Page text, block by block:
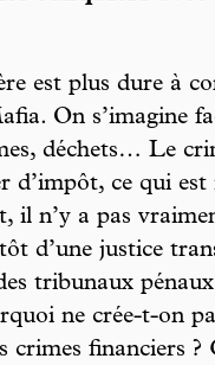
est plus dure à
On s’imagine
déchets… Le
d’impôt, ce qui
il n’y a pas
d’une justice
tribunaux
ne crée-t-on
crimes financiers ?